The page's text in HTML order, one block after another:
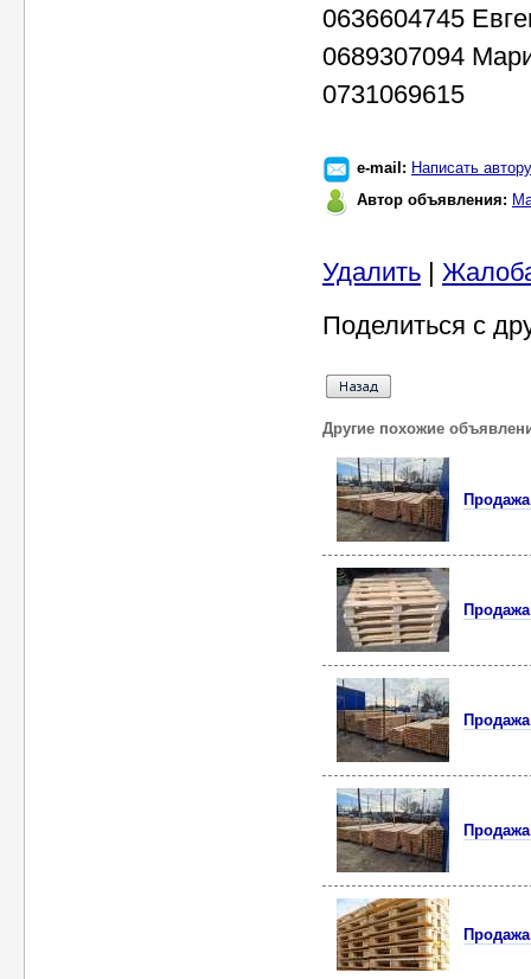
0636604745
0689307094
0731069615
e-mail: Написать автору
Автор объявления:
Удалить |
Поделиться с
Другие похожие